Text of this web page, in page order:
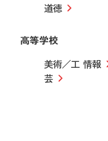
道徳
高等学校
美術／工
芸
情報